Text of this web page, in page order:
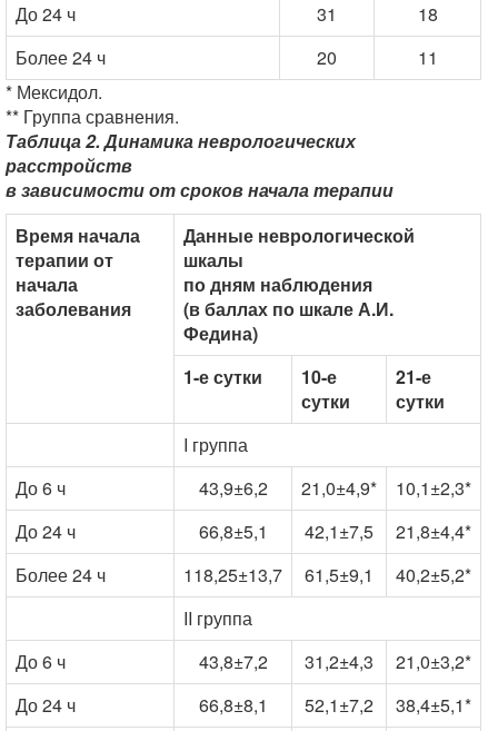
До 24 ч
31
18
Более 24 ч
20
11
* Мексидол.
** Группа сравнения.
Таблица 2. Динамика неврологических
расстройств
в зависимости от сроков начала терапии
Время начала
терапии от
начала
заболевания
Данные неврологической
шкалы
по дням наблюдения
(в баллах по шкале А.И.
Федина)
1-е сутки
10-е
сутки
21-е
сутки
I группа
До 6 ч
43,9±6,2 21,0±4,9*
10,1±2,3*
До 24 ч
66,8±5,1 42,1±7,5
21,8±4,4*
Более 24 ч
118,25±13,7 61,5±9,1
40,2±5,2*
II группа
До 6 ч
43,8±7,2 31,2±4,3
21,0±3,2*
До 24 ч
66,8±8,1 52,1±7,2
38,4±5,1*